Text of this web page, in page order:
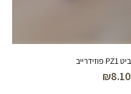
ביט PZ1 פוזידרייב
₪8.10